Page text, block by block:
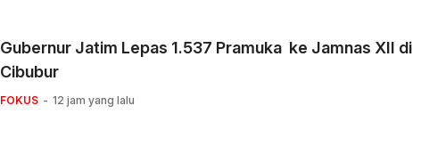
Gubernur Jatim Lepas 1.537 Pramuka ke Jamnas XII di
Cibubur
FOKUS 12 jam yang lalu